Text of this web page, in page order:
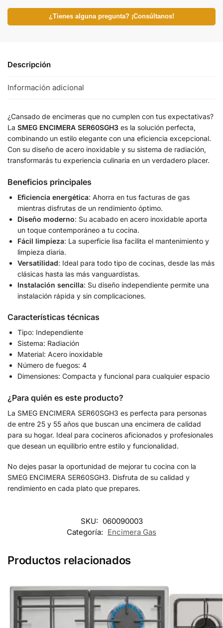
¿Tienes alguna pregunta? ¡Consúltanos!
Descripción
Información adicional
¿Cansado de encimeras que no cumplen con tus expectativas?
La SMEG ENCIMERA SER60SGH3 es la solución perfecta,
combinando un estilo elegante con una eficiencia excepcional.
Con su diseño de acero inoxidable y su sistema de radiación,
transformarás tu experiencia culinaria en un verdadero placer.
Beneficios principales
Eficiencia energética: Ahorra en tus facturas de gas
mientras disfrutas de un rendimiento óptimo.
Diseño moderno: Su acabado en acero inoxidable aporta
un toque contemporáneo a tu cocina.
Fácil limpieza: La superficie lisa facilita el mantenimiento y
limpieza diaria.
Versatilidad: Ideal para todo tipo de cocinas, desde las más
clásicas hasta las más vanguardistas.
Instalación sencilla: Su diseño independiente permite una
instalación rápida y sin complicaciones.
Características técnicas
Tipo: Independiente
Sistema: Radiación
Material: Acero inoxidable
Número de fuegos: 4
Dimensiones: Compacta y funcional para cualquier espacio
¿Para quién es este producto?
La SMEG ENCIMERA SER60SGH3 es perfecta para personas
de entre 25 y 55 años que buscan una encimera de calidad
para su hogar. Ideal para cocineros aficionados y profesionales
que desean un equilibrio entre estilo y funcionalidad.
No dejes pasar la oportunidad de mejorar tu cocina con la
SMEG ENCIMERA SER60SGH3. Disfruta de su calidad y
rendimiento en cada plato que prepares.
SKU: 060090003
Categoría: Encimera Gas
Productos relacionados